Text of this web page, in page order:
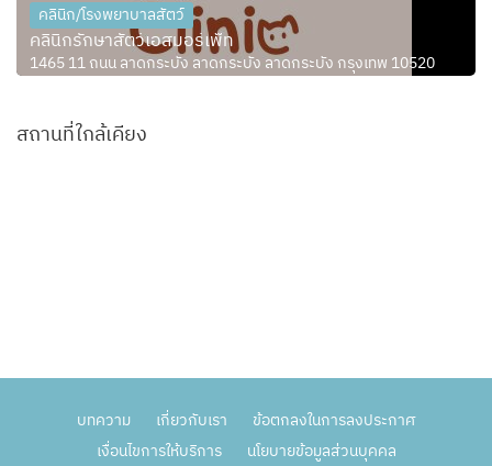
คลินิก/โรงพยาบาลสัตว์
คลินิกรักษาสัตว์เอสมอร์เพ็ท
1465 11 ถนน ลาดกระบัง ลาดกระบัง ลาดกระบัง กรุงเทพ 10520
สถานที่ใกล้เคียง
บทความ เกี่ยวกับเรา
ข้อตกลงในการลงประกาศ
เงื่อนไขการให้บริการ
นโยบายข้อมูลส่วนบุคคล